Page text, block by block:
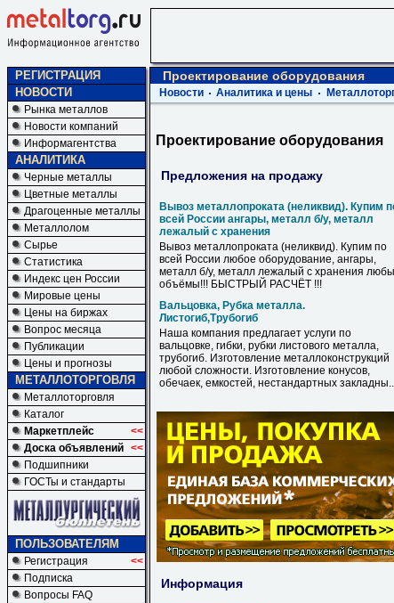
РЕГИСТРАЦИЯ
НОВОСТИ
Рынка металлов
Новости компаний
Информагентства
АНАЛИТИКА
Черные металлы
Цветные металлы
Драгоценные металлы
Металлолом
Сырье
Статистика
Индекс цен России
Мировые цены
Цены на биржах
Вопрос месяца
Публикации
Цены и прогнозы
МЕТАЛЛОТОРГОВЛЯ
Металлоторговля
Каталог
Маркетплейс
<<
Доска объявлений <<
Подшипники
ГОСТы и стандарты
ПОЛЬЗОВАТЕЛЯМ
Регистрация
<<
Подписка
Вопросы FAQ
Проектирование оборудования
Новости Аналитика и цены
Проектирование оборудования
Предложения на продажу
Вывоз металлопроката (неликвид). Купим
всей России ангары, металл б/у, металл
лежалый с хранения
Вывоз металлопроката (неликвид). Купим по
всей России любое оборудование, ангары,
металл б/у, металл лежалый с хранения
объёмы!!! БЫСТРЫЙ РАСЧЁТ !!!
Вальцовка, Рубка металла.
Листогиб,Трубогиб
Наша компания предлагает услуги по
вальцовке, гибки, рубки листового металла,
трубогиб. Изготовление металлоконструкций
любой сложности. Изготовление конусов,
обечаек, емкостей, нестандартных
Информация